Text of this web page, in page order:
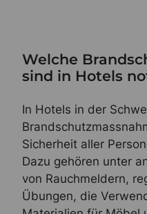
Welche
sind in Hotels
In Hotels in der
Sicherheit aller
Dazu gehören unter
von Rauchmeldern,
Übungen, die